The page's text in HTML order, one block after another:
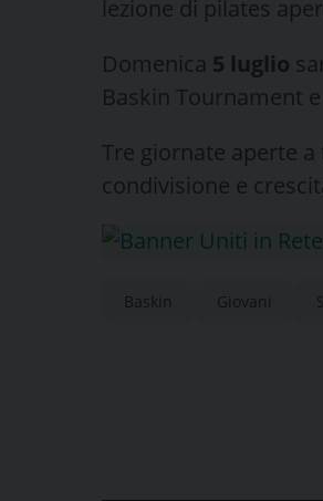
lezione di pilates
Domenica 5 luglio
Baskin Tournament
Tre giornate aperte
condivisione e
Baskin Giovani